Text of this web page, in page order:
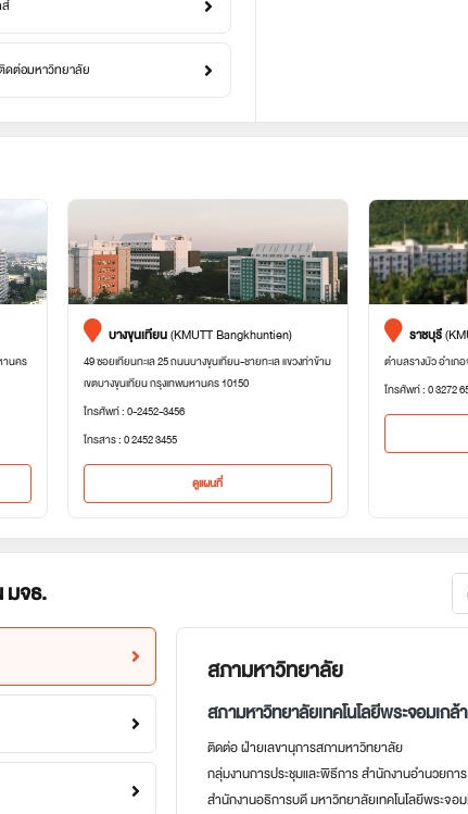
ดต่อมหาวิทยาลัย
านคร
บางขุนเทียน(KMUTT Bangkhuntien)
49 ซอยเทียนทะเล 25 ถนนบางขุนเทียน-ชายทะเล แขวงท่าข้าม
เขตบางขุนเทียน กรุงเทพมหานคร 10150
โทรศัพท์ : 0-2452-3456
โทรสาร : 0 2452 3455
ดูแผนที่
ราชบุรี
ตำบลรางบัว อำเภ
โทรศัพท์ : 0 3272
มจธ.
สภามหาวิทยาลัย
สภามหาวิทยาลัยเทคโนโลยีพระจอมเกล้
ติดต่อ ฝ่ายเลขานุการสภามหาวิทยาลัย
กลุ่มงานการประชุมและพิธีการ สำนักงานอำนวยกา
สำนักงานอธิการบดี มหาวิทยาลัยเทคโนโลยีพระจอ